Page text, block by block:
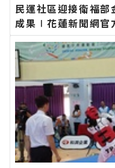
民運社區迎接衛福
成果∣花蓮新聞網官
日新聞報導 最新的